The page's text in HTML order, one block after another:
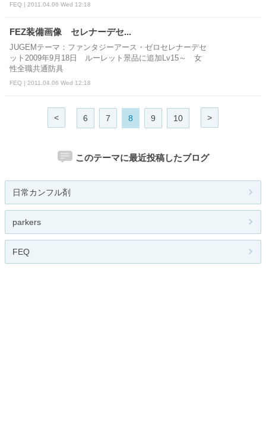
FEQ | 2011.04.06 Wed 12:18
FEZ装備画像 セレナーデセ...
JUGEMテーマ：ファンタジーアース・ゼロセレナーデセ
ット2009年9月18日 ルーレット景品に追加Lv15～ 女
性全職共通防具
FEQ | 2011.04.06 Wed 12:18
< 6 7 8 9 10 >
このテーマに最近投稿したブログ
日常カンフル剤
parkers
FEQ